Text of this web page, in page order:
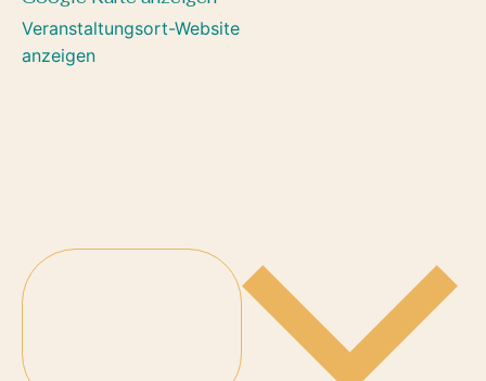
Veranstaltungsort-Website
anzeigen